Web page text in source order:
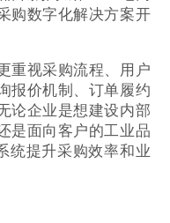
购数字化解决方案开
重视采购流程、用户
报价机制、订单履约
论企业是想建设内部
是面向客户的工业品
统提升采购效率和业